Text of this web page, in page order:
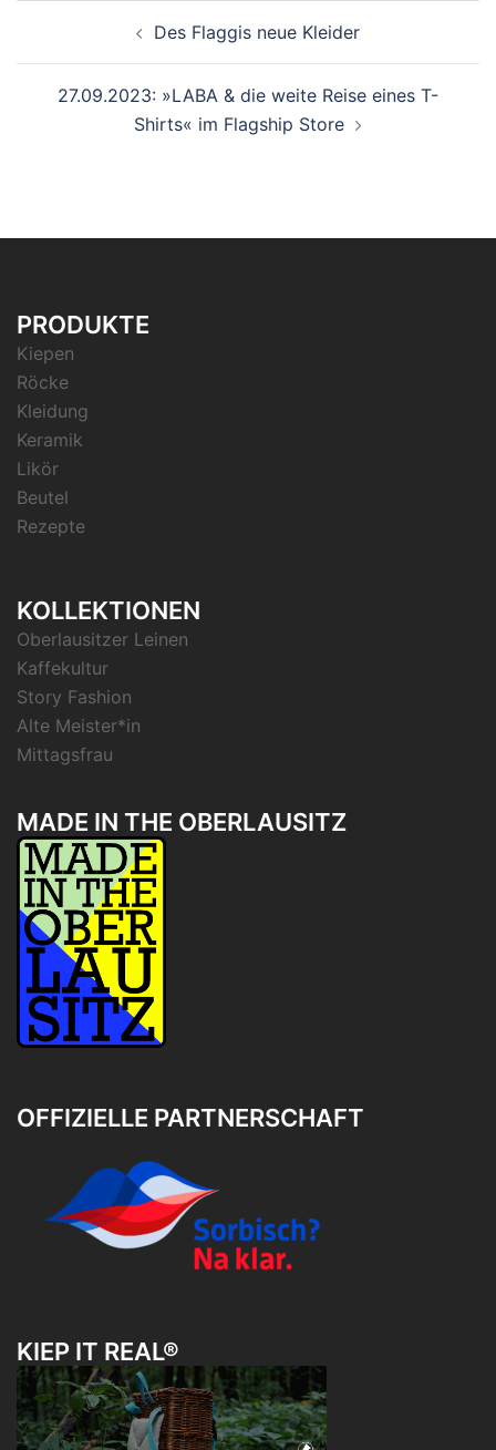
Navigation Des Flaggis neue Kleider
27.09.2023: »LABA & die weite Reise eines T-
Shirts« im Flagship Store
PRODUKTE
Kiepen
Röcke
Kleidung
Keramik
Likör
Beutel
Rezepte
KOLLEKTIONEN
Oberlausitzer Leinen
Kaffekultur
Story Fashion
Alte Meister*in
Mittagsfrau
MADE IN THE OBERLAUSITZ
OFFIZIELLE PARTNERSCHAFT
KIEP IT REAL®